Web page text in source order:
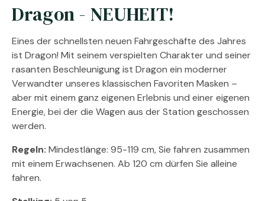
Dragon - NEUHEIT!
Eines der schnellsten neuen Fahrgeschäfte des Jahres
ist Dragon! Mit seinem verspielten Charakter und seiner
rasanten Beschleunigung ist Dragon ein moderner
Verwandter unseres klassischen Favoriten Masken –
aber mit einem ganz eigenen Erlebnis und einer eigenen
Energie, bei der die Wagen aus der Station geschossen
werden.
Regeln: Mindestlänge: 95-119 cm, Sie fahren zusammen
mit einem Erwachsenen. Ab 120 cm dürfen Sie alleine
fahren.